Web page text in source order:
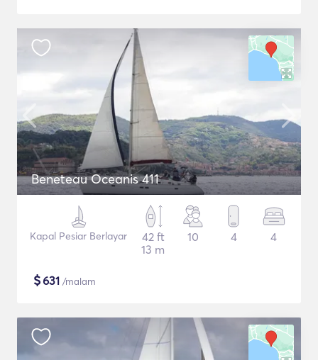
Beneteau Oceanis 411
Kapal Pesiar Berlayar
42 ft
13 m
10 4 4
$631 /malam